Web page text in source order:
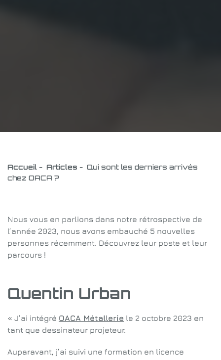
Accueil - Articles - Qui sont les derniers arrivés
chez OACA ?
Nous vous en parlions dans notre rétrospective de
l’année 2023, nous avons embauché 5 nouvelles
personnes récemment. Découvrez leur poste et leur
parcours !
Quentin Urban
« J’ai intégré OACA Métallerie le 2 octobre 2023 en
tant que dessinateur projeteur.
Auparavant, j’ai suivi une formation en licence